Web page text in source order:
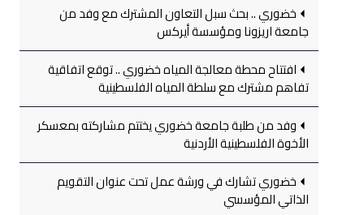
خضوري .. بحث سبل التعاون المشترك مع وفد من
جامعة اريزونا ومؤسسة أيركس
افتتاح محطة معالجة المياه خضوري .. توقع اتفاقية
تفاهم مشترك مع سلطة المياه الفلسطينية
وفد من طلبة جامعة خضوري يختتم مشاركته بمعسكر
الأخوة الفلسطينية الأردنية
خضوري تشارك في ورشة عمل تحت عنوان التقويم
الذاتي المؤسسي